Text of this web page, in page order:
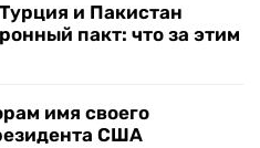
и Пакистан
пакт: что за этим
имя своего
США